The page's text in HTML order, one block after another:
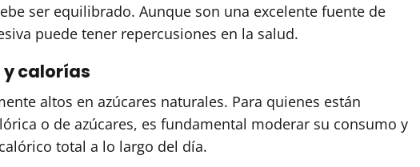
ser equilibrado. Aunque son una excelente fuente de
puede tener repercusiones en la salud.
y calorías
altos en azúcares naturales. Para quienes están
o de azúcares, es fundamental moderar su consumo y
total a lo largo del día.